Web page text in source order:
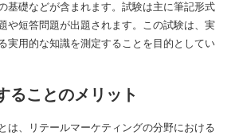
基礎などが含まれます。試験は主に筆記形式
や短答問題が出題されます。この試験は、実
実用的な知識を測定することを目的としてい
ことのメリット
は、リテールマーケティングの分野における